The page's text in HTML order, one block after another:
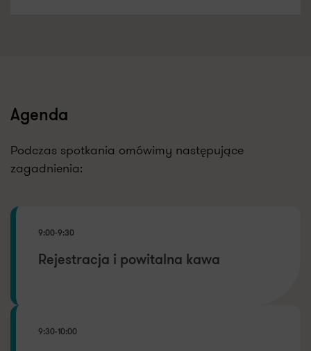
Agenda
Podczas spotkania omówimy następujące
zagadnienia:
9:00-9:30
Rejestracja i powitalna kawa
9:30-10:00